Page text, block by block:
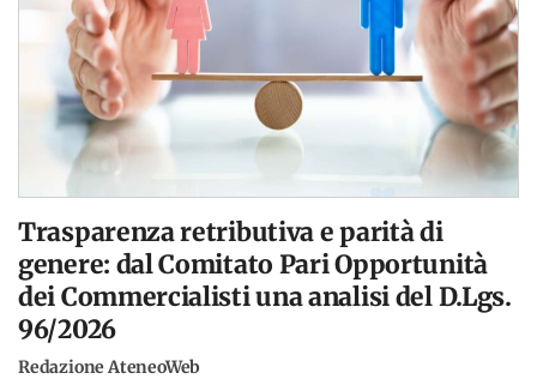
Trasparenza retributiva e parità di
genere: dal Comitato Pari Opportunità
dei Commercialisti una analisi del D.Lgs.
96/2026
Redazione AteneoWeb